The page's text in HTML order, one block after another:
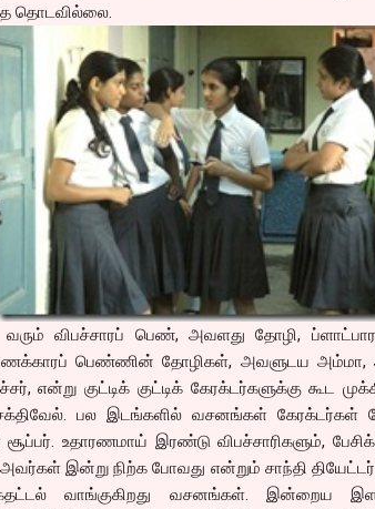
தொடவில்லை.
வரும் விபச்சாரப் பெண், அவளது தோழி,
பெண்ணின் தோழிகள், அவளுடய அம்மா,
என்று குட்டிக் குட்டிக் கேரக்டர்களுக்கு கூட
பல இடங்களில் வசனங்கள் கேரக்டர்கள்
உதாரணமாய் இரண்டு விபச்சாரிகளும்,
அவர்கள் இன்று நிற்க போவது என்றும் சாந்தி
வாங்குகிறது வசனங்கள். இன்றைய